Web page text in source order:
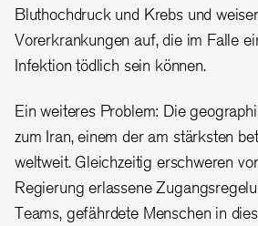
Bluthochdruck und Krebs und
Vorerkrankungen auf, die im Falle
Infektion tödlich sein können.
Ein weiteres Problem: Die
zum Iran, einem der am stärksten
weltweit. Gleichzeitig erschweren
Regierung erlassene
Teams, gefährdete Menschen in